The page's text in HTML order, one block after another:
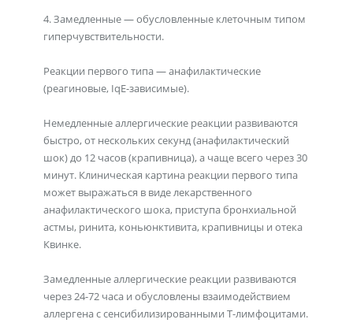
4. Замедленные — обусловленные клеточным типом
гиперчувствительности.
Реакции первого типа — анафилактические
(реагиновые, IqE-зависимые).
Немедленные аллергические реакции развиваются
быстро, от нескольких секунд (анафилактический
шок) до 12 часов (крапивница), а чаще всего через 30
минут. Клиническая картина реакции первого типа
может выражаться в виде лекарственного
анафилактического шока, приступа бронхиальной
астмы, ринита, коньюнктивита, крапивницы и отека
Квинке.
Замедленные аллергические реакции развиваются
через 24-72 часа и обусловлены взаимодействием
аллергена с сенсибилизированными Т-лимфоцитами.